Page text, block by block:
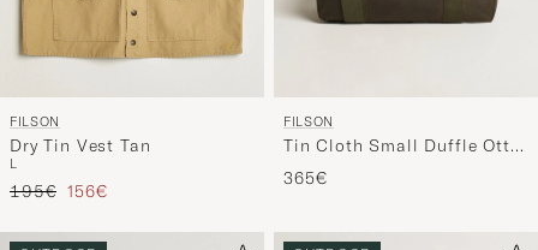
FILSON
Dry Tin Vest Tan
L
Prix ordinaire
195€ Prix réduit
156€
FILSON
Tin Cloth Small Duffle Otter
Green
365€